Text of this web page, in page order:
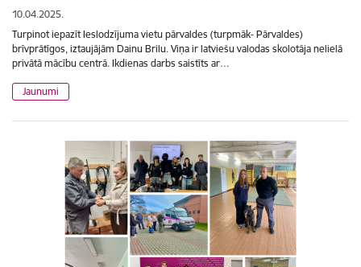
10.04.2025.
Turpinot iepazīt Ieslodzījuma vietu pārvaldes (turpmāk- Pārvaldes)
brīvprātīgos, iztaujājām Dainu Brilu. Viņa ir latviešu valodas skolotāja nelielā
privātā mācību centrā. Ikdienas darbs saistīts ar…
Jaunumi